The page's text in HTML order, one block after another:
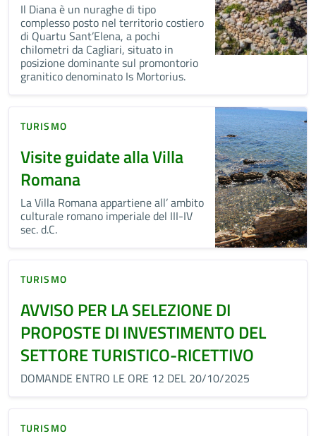
Il Diana è un nuraghe di tipo
complesso posto nel territorio costiero
di Quartu Sant’Elena, a pochi
chilometri da Cagliari, situato in
posizione dominante sul promontorio
granitico denominato Is Mortorius.
TURISMO
Visite guidate alla Villa
Romana
La Villa Romana appartiene all’ ambito
culturale romano imperiale del III-IV
sec. d.C.
TURISMO
AVVISO PER LA SELEZIONE DI
PROPOSTE DI INVESTIMENTO DEL
SETTORE TURISTICO-RICETTIVO
DOMANDE ENTRO LE ORE 12 DEL 20/10/2025
TURISMO